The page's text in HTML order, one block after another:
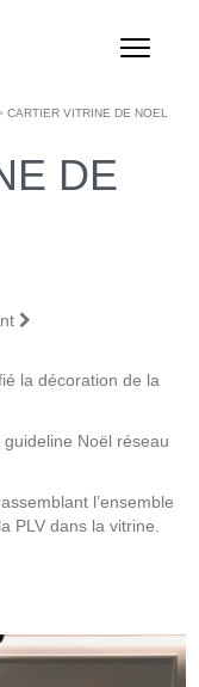
CARTIER VITRINE DE NOEL
DE
la décoration de la
Noël réseau
l’ensemble
PLV dans la vitrine.